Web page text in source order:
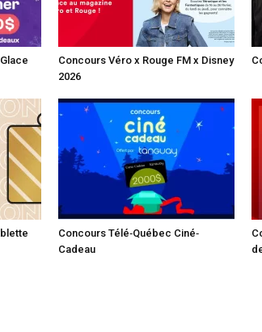
Concours Véro x Rouge FM x Disney
2026
Concours Télé‐Québec Ciné‐
Cadeau